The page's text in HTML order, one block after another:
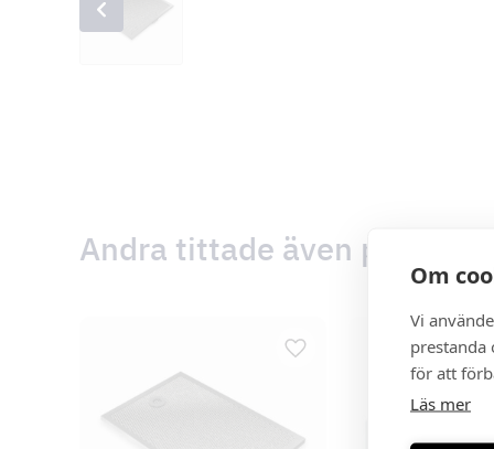
Om
Vi
prestanda
för att
Läs mer
Andra tittade även på